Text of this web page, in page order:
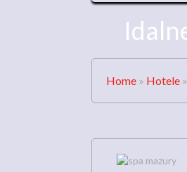
Home » Hotele »